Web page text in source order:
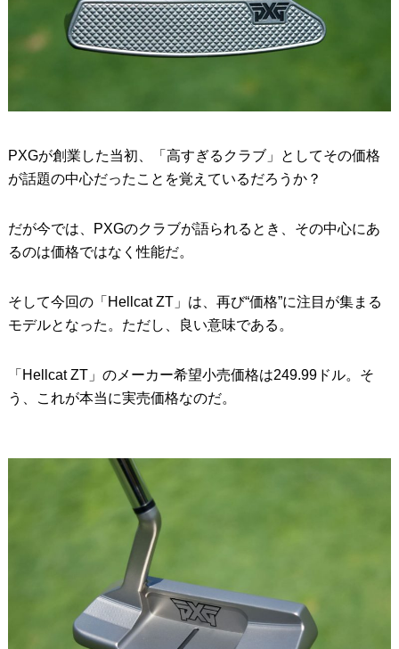
PXGが創業した当初、「高すぎるクラブ」としてその価格
が話題の中心だったことを覚えているだろうか？
だが今では、PXGのクラブが語られるとき、その中心にあ
るのは価格ではなく性能だ。
そして今回の「Hellcat ZT」は、再び“価格”に注目が集まる
モデルとなった。ただし、良い意味である。
「Hellcat ZT」のメーカー希望小売価格は249.99ドル。そ
う、これが本当に実売価格なのだ。